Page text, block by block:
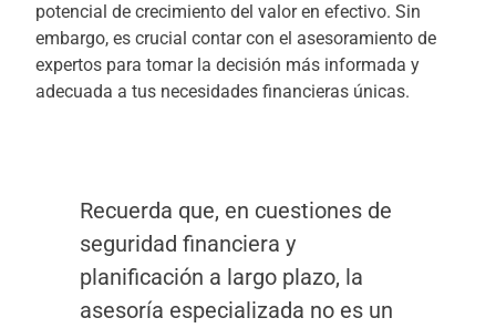
potencial de crecimiento del valor en efectivo. Sin
embargo, es crucial contar con el asesoramiento de
expertos para tomar la decisión más informada y
adecuada a tus necesidades financieras únicas.
Recuerda que, en cuestiones de
seguridad financiera y
planificación a largo plazo, la
asesoría especializada no es un